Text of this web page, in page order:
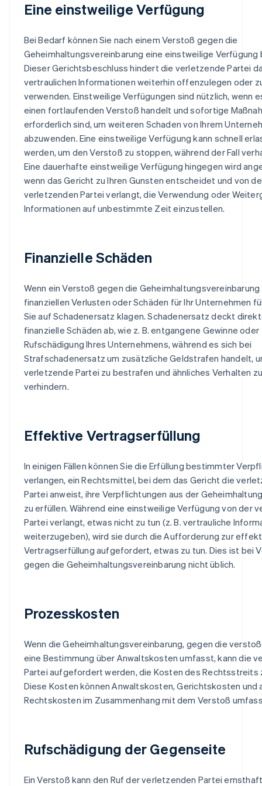
Eine einstweilige Verfügung
Bei Bedarf können Sie nach einem Verstoß gegen die
Geheimhaltungsvereinbarung eine einstweilige Verfügung
Dieser Gerichtsbeschluss hindert die verletzende Partei
vertraulichen Informationen weiterhin offenzulegen oder
verwenden. Einstweilige Verfügungen sind nützlich, wenn
einen fortlaufenden Verstoß handelt und sofortige
erforderlich sind, um weiteren Schaden von Ihrem
abzuwenden. Eine einstweilige Verfügung kann schnell
werden, um den Verstoß zu stoppen, während der Fall
Eine dauerhafte einstweilige Verfügung hingegen wird
wenn das Gericht zu Ihren Gunsten entscheidet und von
verletzenden Partei verlangt, die Verwendung oder
Informationen auf unbestimmte Zeit einzustellen.
Finanzielle Schäden
Wenn ein Verstoß gegen die Geheimhaltungsvereinbarung
finanziellen Verlusten oder Schäden für Ihr Unternehmen
Sie auf Schadenersatz klagen. Schadenersatz deckt
finanzielle Schäden ab, wie z. B. entgangene Gewinne oder
Rufschädigung Ihres Unternehmens, während es sich bei
Strafschadenersatz um zusätzliche Geldstrafen handelt,
verletzende Partei zu bestrafen und ähnliches Verhalten
verhindern.
Effektive Vertragserfüllung
In einigen Fällen können Sie die Erfüllung bestimmter
verlangen, ein Rechtsmittel, bei dem das Gericht die
Partei anweist, ihre Verpflichtungen aus der
zu erfüllen. Während eine einstweilige Verfügung von der
Partei verlangt, etwas nicht zu tun (z. B. vertrauliche
weiterzugeben), wird sie durch die Aufforderung zur
Vertragserfüllung aufgefordert, etwas zu tun. Dies ist bei
gegen die Geheimhaltungsvereinbarung nicht üblich.
Prozesskosten
Wenn die Geheimhaltungsvereinbarung, gegen die
eine Bestimmung über Anwaltskosten umfasst, kann die
Partei aufgefordert werden, die Kosten des Rechtsstreits
Diese Kosten können Anwaltskosten, Gerichtskosten und
Rechtskosten im Zusammenhang mit dem Verstoß
Rufschädigung der Gegenseite
Ein Verstoß kann den Ruf der verletzenden Partei